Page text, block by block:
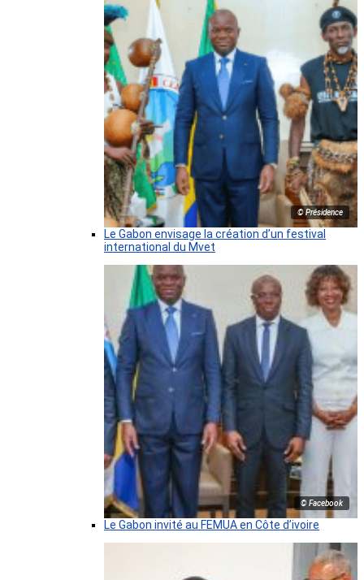
© Présidence
Le Gabon envisage la création d’un festival
international du Mvet
© Facebook
Le Gabon invité au FEMUA en Côte d’ivoire